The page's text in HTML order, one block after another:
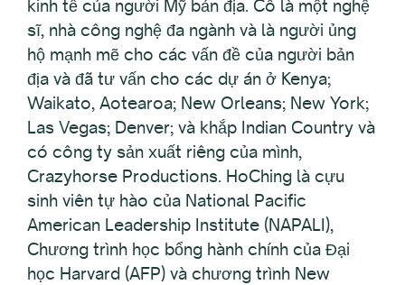
kinh tế của người Mỹ bản địa. Cô là một nghệ
sĩ, nhà công nghệ đa ngành và là người ủng
hộ mạnh mẽ cho các vấn đề của người bản
địa và đã tư vấn cho các dự án ở Kenya;
Waikato, Aotearoa; New Orleans; New York;
Las Vegas; Denver; và khắp Indian Country và
có công ty sản xuất riêng của mình,
Crazyhorse Productions. HoChing là cựu
sinh viên tự hào của National Pacific
American Leadership Institute (NAPALI),
Chương trình học bổng hành chính của Đại
học Harvard (AFP) và chương trình New